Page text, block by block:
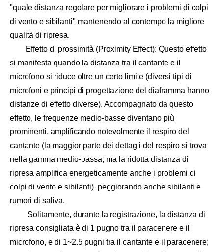
"quale distanza regolare per migliorare i problemi di colpi
di vento e sibilanti" mantenendo al contempo la migliore
qualità di ripresa.
Effetto di prossimità (Proximity Effect): Questo effetto
si manifesta quando la distanza tra il cantante e il
microfono si riduce oltre un certo limite (diversi tipi di
microfoni e principi di progettazione del diaframma hanno
distanze di effetto diverse). Accompagnato da questo
effetto, le frequenze medio-basse diventano più
prominenti, amplificando notevolmente il respiro del
cantante (la maggior parte dei dettagli del respiro si trova
nella gamma medio-bassa; ma la ridotta distanza di
ripresa amplifica energeticamente anche i problemi di
colpi di vento e sibilanti), peggiorando anche sibilanti e
rumori di saliva.
Solitamente, durante la registrazione, la distanza di
ripresa consigliata è di 1 pugno tra il paracenere e il
microfono, e di 1~2.5 pugni tra il cantante e il paracenere;